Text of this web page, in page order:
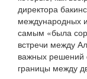
директора
международных
самым «была
встречи между
важных решений
границы между